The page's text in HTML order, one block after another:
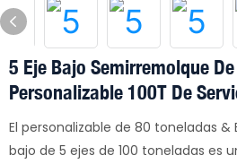
5 Eje Bajo Semirremolque
Personalizable 100T De
El personalizable de 80 toneladas
bajo de 5 ejes de 100 toneladas es